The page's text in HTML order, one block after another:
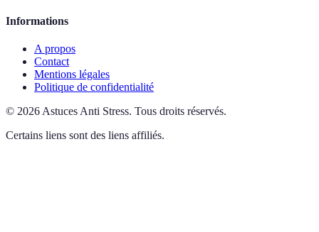
Informations
A propos
Contact
Mentions légales
Politique de confidentialité
© 2026 Astuces Anti Stress. Tous droits réservés.
Certains liens sont des liens affiliés.